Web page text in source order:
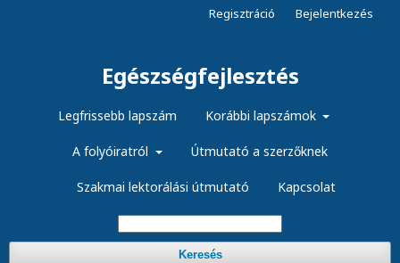
Egészségfejlesztés
Legfrissebb lapszám Korábbi lapszámok
A folyóiratról Útmutató a szerzőknek
Szakmai lektorálási útmutató Kapcsolat
Keresés
Regisztráció Bejelentkezés